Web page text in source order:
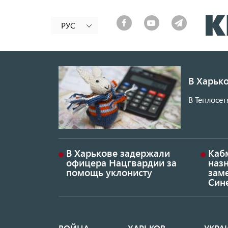
РУС
В
В
В Харькове задержали
офицера Нацгвардии за
помощь уклонисту